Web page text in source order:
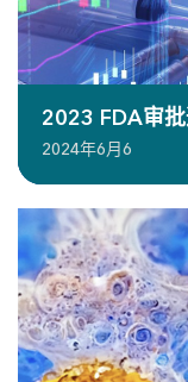
2023 FDA审
2024年6月6